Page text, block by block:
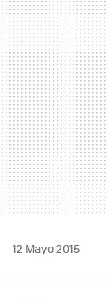
12 Mayo 2015